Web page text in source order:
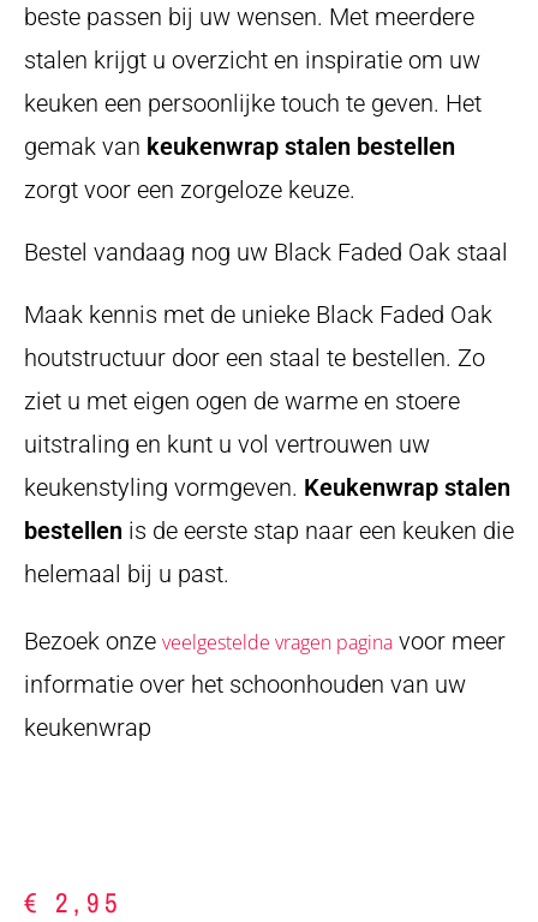
beste passen bij uw wensen. Met meerdere
stalen krijgt u overzicht en inspiratie om uw
keuken een persoonlijke touch te geven. Het
gemak van keukenwrap stalen bestellen
zorgt voor een zorgeloze keuze.
Bestel vandaag nog uw Black Faded Oak staal
Maak kennis met de unieke Black Faded Oak
houtstructuur door een staal te bestellen. Zo
ziet u met eigen ogen de warme en stoere
uitstraling en kunt u vol vertrouwen uw
keukenstyling vormgeven. Keukenwrap stalen
bestellen is de eerste stap naar een keuken die
helemaal bij u past.
Bezoek onze veelgestelde vragen pagina voor meer
informatie over het schoonhouden van uw
keukenwrap
€ 2,95